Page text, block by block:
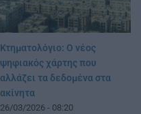
Κτηματολόγιο: Ο νέος
ψηφιακός χάρτης που
αλλάζει τα δεδομένα στα
ακίνητα
26/03/2026 - 08:20